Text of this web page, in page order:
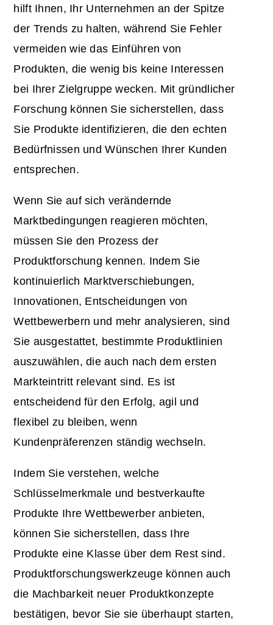
hilft Ihnen, Ihr Unternehmen an der Spitze
der Trends zu halten, während Sie Fehler
vermeiden wie das Einführen von
Produkten, die wenig bis keine Interessen
bei Ihrer Zielgruppe wecken. Mit gründlicher
Forschung können Sie sicherstellen, dass
Sie Produkte identifizieren, die den echten
Bedürfnissen und Wünschen Ihrer Kunden
entsprechen.
Wenn Sie auf sich verändernde
Marktbedingungen reagieren möchten,
müssen Sie den Prozess der
Produktforschung kennen. Indem Sie
kontinuierlich Marktverschiebungen,
Innovationen, Entscheidungen von
Wettbewerbern und mehr analysieren, sind
Sie ausgestattet, bestimmte Produktlinien
auszuwählen, die auch nach dem ersten
Markteintritt relevant sind. Es ist
entscheidend für den Erfolg, agil und
flexibel zu bleiben, wenn
Kundenpräferenzen ständig wechseln.
Indem Sie verstehen, welche
Schlüsselmerkmale und bestverkaufte
Produkte Ihre Wettbewerber anbieten,
können Sie sicherstellen, dass Ihre
Produkte eine Klasse über dem Rest sind.
Produktforschungswerkzeuge können auch
die Machbarkeit neuer Produktkonzepte
bestätigen, bevor Sie sie überhaupt starten,